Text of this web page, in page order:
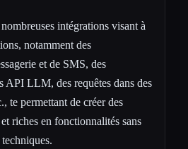
intégrations visant à
notamment des
et de SMS, des
API LLM, des requêtes dans des
te permettant de créer des
riches en fonctionnalités sans